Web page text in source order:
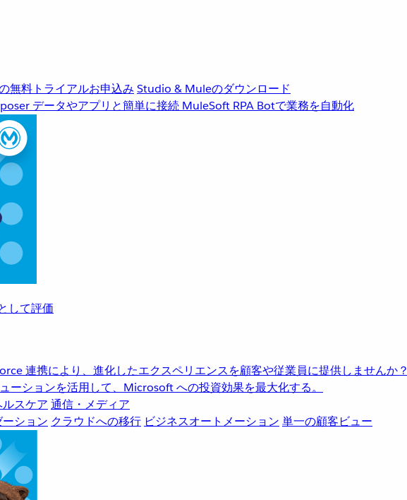
無料トライアルお申込み Studio & Muleのダウンロード
データやアプリと簡単に接続 MuleSoft RPA Botで業務を自動化
して評価
連携により、進化したエクスペリエンスを顧客や従業員に提供しませんか？
ーションを活用して、Microsoft への投資効果を最大化する。
ルスケア 通信・メディア
ション クラウドへの移行 ビジネスオートメーション 単一の顧客ビュー